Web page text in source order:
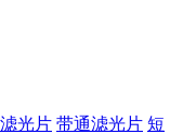
光片 带通滤光片 短